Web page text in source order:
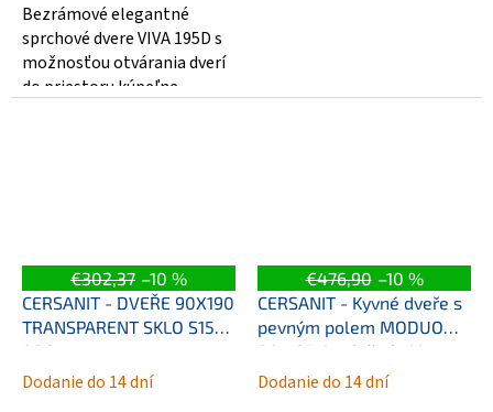
Bezrámové elegantné
sprchové dvere VIVA 195D s
možnosťou otvárania dverí
do priestoru kúpeľne.
€302,37 –10 %
CERSANIT - DVEŘE 90X190
TRANSPARENT SKLO S154-
006
Dodanie do 14 dní
€476,90 –10 %
CERSANIT - Kyvné dveře s
pevným polem MODUO
80x195, levé, čiré sklo
S162-003
Dodanie do 14 dní